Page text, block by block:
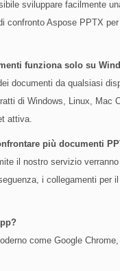
sviluppare facilmente
confronto Aspose PPTX
funziona solo su
documenti da qualsiasi
di Windows, Linux, Mac
attiva.
più documenti
il nostro servizio
i collegamenti per
come Google